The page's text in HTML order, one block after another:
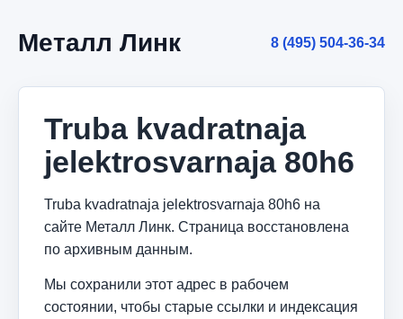
Металл Линк 8 (495) 504-36-34
Truba kvadratnaja
jelektrosvarnaja 80h6
Truba kvadratnaja jelektrosvarnaja 80h6 на
сайте Металл Линк. Страница восстановлена
по архивным данным.
Мы сохранили этот адрес в рабочем
состоянии, чтобы старые ссылки и индексация